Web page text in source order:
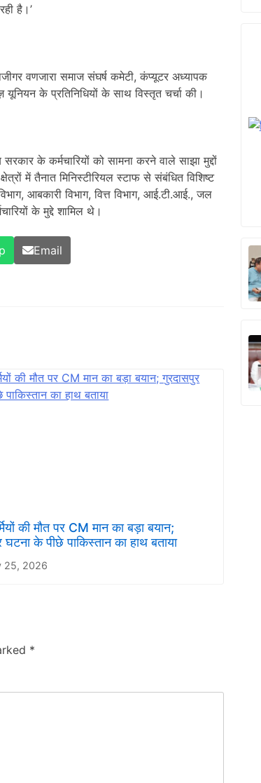
है।’
वणजारा समाज संघर्ष कमेटी, कंप्यूटर अध्यापक
के प्रतिनिधियों के साथ विस्तृत चर्चा की।
के कर्मचारियों को सामना करने वाले साझा मुद्दों
में तैनात मिनिस्टीरियल स्टाफ से संबंधित विशिष्ट
आबकारी विभाग, वित्त विभाग, आई.टी.आई., जल
के मुद्दे शामिल थे।
Email
की मौत पर CM मान का बड़ा बयान;
घटना के पीछे पाकिस्तान का हाथ बताया
25, 2026
*